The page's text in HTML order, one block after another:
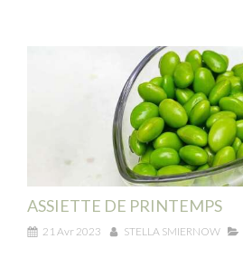
ASSIETTE DE PRINTEMPS
21 Avr 2023 STELLA SMIERNOW